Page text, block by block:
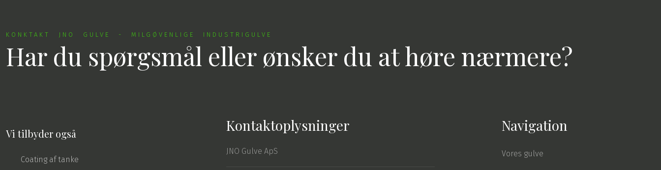
KONKTAKT JNO GULVE - MILGØVENLIGE INDUSTRIGULVE
Har du spørgsmål eller ​ønsker du at høre nærmere?
Vi tilbyder også
Coating af tanke
Kontakt​oplysninger
JNO Gulve ApS
Navigation
Vores gulve​